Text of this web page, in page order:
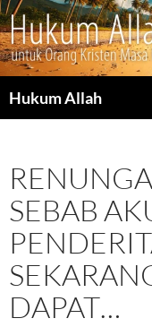
Hukum Allah
SEBAB
DAPAT…